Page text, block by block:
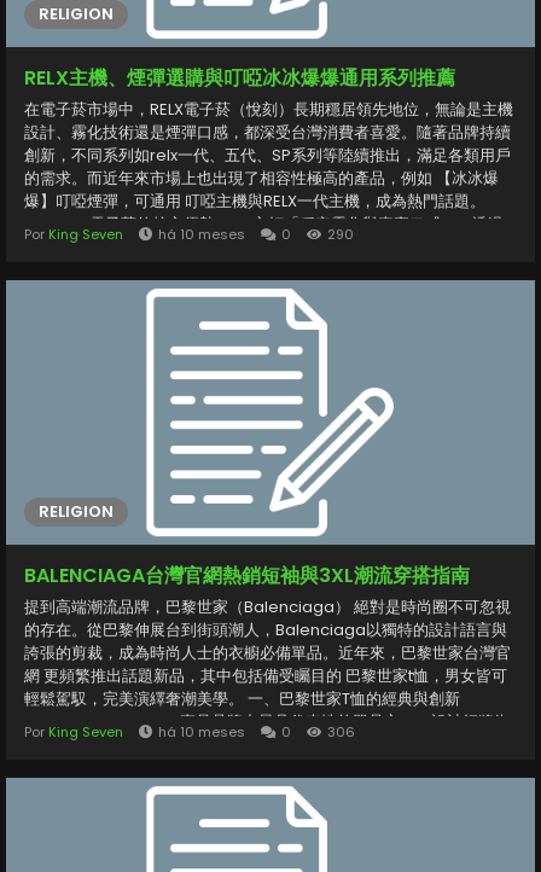
RELIGION
RELX主機、煙彈選購與叮啞冰冰爆爆通用系列推薦
在電子菸市場中，RELX電子菸（悅刻）長期穩居領先地位，無論是主機
設計、霧化技術還是煙彈口感，都深受台灣消費者喜愛。隨著品牌持續
創新，不同系列如relx一代、五代、SP系列等陸續推出，滿足各類用戶
的需求。而近年來市場上也出現了相容性極高的產品，例如 【冰冰爆
爆】叮啞煙彈，可通用 叮啞主機與RELX一代主機，成為熱門話題。
一、RELX電子菸的核心優勢 RELX主打「穩定霧化與真實口感」，透過
陶瓷霧化芯技術讓煙油加熱更均勻，煙霧細緻且不焦味。相較傳統紙
薄荷、葡萄冰、水蜜桃、檸檬茶等，讓使用體驗更豐富多元。 此外，
relx 主機 外觀時尚，採用磁吸結構設計，插拔方便且不易漏油，是許多
列，如經典款、無尼古丁款、冰爽系列等。不同煙彈在霧化濃度、吸阻
與香氣表現上略有差異，使用者可依自身口味喜好選擇。RELX官網亦提
供最新口味更新與產品搭配建議，幫助消費者找到最合適的組合。 三、
冰冰爆爆叮啞煙彈：通用型新選擇...
Por King Seven há 10 meses 0 290
RELIGION
BALENCIAGA台灣官網熱銷短袖與3XL潮流穿搭指南
提到高端潮流品牌，巴黎世家（Balenciaga） 絕對是時尚圈不可忽視
的存在。從巴黎伸展台到街頭潮人，Balenciaga以獨特的設計語言與
誇張的剪裁，成為時尚人士的衣櫥必備單品。近年來，巴黎世家台灣官
網 更頻繁推出話題新品，其中包括備受矚目的 巴黎世家t恤，男女皆可
輕鬆駕馭，完美演繹奢潮美學。 一、巴黎世家T恤的經典與創新
balenciaga t shirt 一直是品牌中最具代表性的單品之一。設計師將街
頭文化與高端時尚完美融合，打造出極具辨識度的潮流語彙。 此次推出
男女同款，以柔和漸層色彩搭配簡約LOGO設計，低調卻不失個性。採
用高磅數純棉布料，觸感舒適、版型挺拔，不論單穿或內搭外套，都能
街頭Oversized風潮延燒之下，balenciaga 3xl...
Por King Seven há 10 meses 0 306